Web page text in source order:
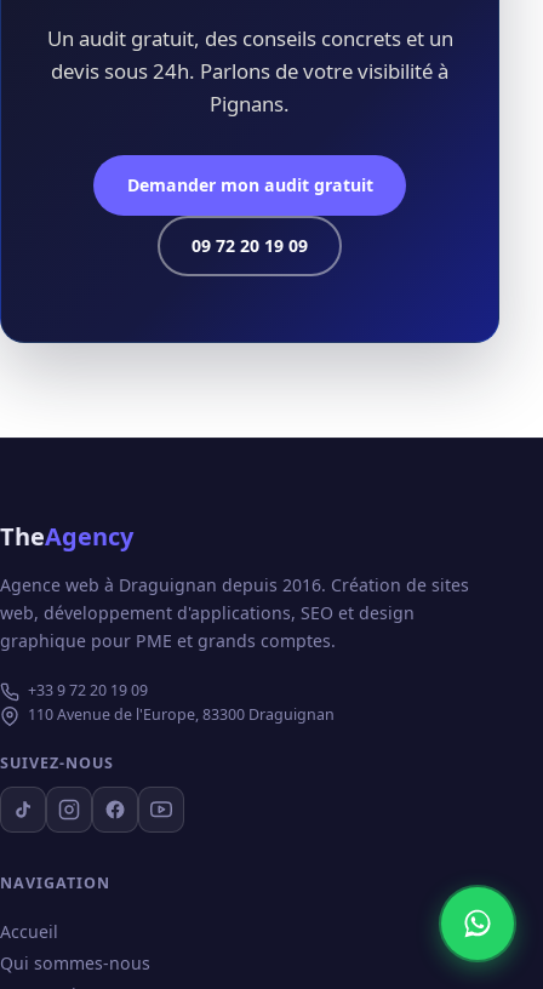
Un audit gratuit, des conseils concrets et un
devis sous 24h. Parlons de votre visibilité à
Pignans.
Demander mon audit gratuit
09 72 20 19 09
TheAgency
Agence web à Draguignan depuis 2016. Création de sites
web, développement d'applications, SEO et design
graphique pour PME et grands comptes.
+33 9 72 20 19 09
110 Avenue de l'Europe, 83300 Draguignan
SUIVEZ-NOUS
NAVIGATION
Accueil
Qui sommes-nous